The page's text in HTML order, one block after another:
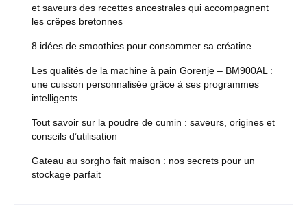
et saveurs des recettes ancestrales qui accompagnent
les crêpes bretonnes
8 idées de smoothies pour consommer sa créatine
Les qualités de la machine à pain Gorenje – BM900AL :
une cuisson personnalisée grâce à ses programmes
intelligents
Tout savoir sur la poudre de cumin : saveurs, origines et
conseils d’utilisation
Gateau au sorgho fait maison : nos secrets pour un
stockage parfait